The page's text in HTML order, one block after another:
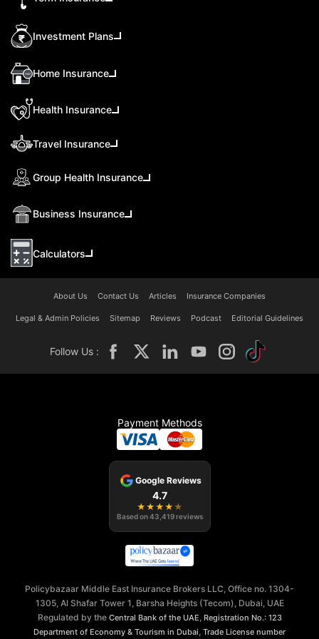
Investment Plans
Home Insurance
Health Insurance
Travel Insurance
Group Health Insurance
Business Insurance
Calculators
About Us Contact Us Articles Insurance Companies
Legal & Admin Policies Sitemap Reviews Podcast Editorial Guidelines
Follow Us :
Payment Methods
Google Reviews
4.7
★ ★ ★ ★ ★
Based on43,419 reviews
Policybazaar Middle East Insurance Brokers LLC, Office no. 1304-
1305, Al Shafar Tower 1, Barsha Heights (Tecom), Dubai, UAE
Regulated by the Central Bank of the UAE Registration No.: 123
Department of Economy & Tourism in Dubai Trade License number